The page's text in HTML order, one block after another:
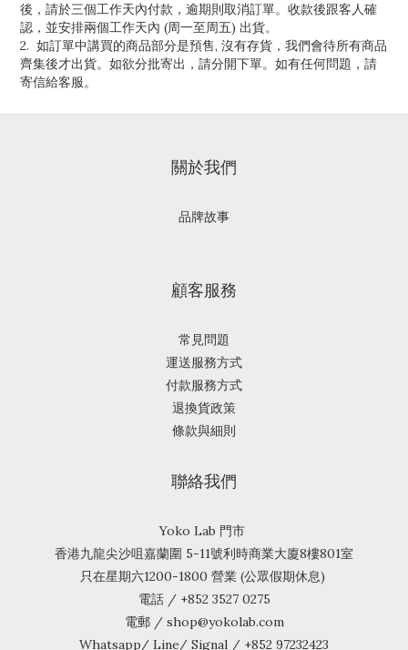
後，請於三個工作天內付款，逾期則取消訂單。收款後跟客人確
認，並安排兩個工作天內 (周一至周五) 出貨。
2. 如訂單中講買的商品部分是預售, 沒有存貨，我們會待所有商品
齊集後才出貨。如欲分批寄出，請分開下單。如有任何問題，請
寄信給客服。
關於我們
品牌故事
顧客服務
常見問題
運送服務方式
付款服務方式
退換貨政策
條款與細則
聯絡我們
Yoko Lab 門市
香港九龍尖沙咀嘉蘭圍 5-11號利時商業大廈8樓801室
只在星期六1200-1800 營業 (公眾假期休息)
電話 / +852 3527 0275
電郵 / shop@yokolab.com
Whatsapp/ Line/ Signal / +852 97232423